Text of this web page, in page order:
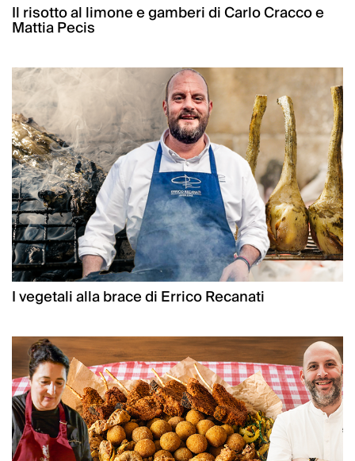
Il risotto al limone e gamberi di Carlo Cracco e
Mattia Pecis
I vegetali alla brace di Errico Recanati